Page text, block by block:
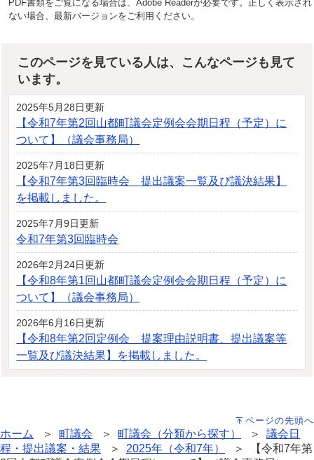
PDF書類をご覧になる場合は、Adobe Readerが必要です。正しく表示され
ない場合、最新バージョンをご利用ください。
このページを見ている人は、こんなページも見て
います。
2025年5月28日更新
【令和7年第2回山都町議会定例会会期日程（予定）に
ついて】（議会事務局）
2025年7月18日更新
【令和7年第3回臨時会 提出議案一覧及び議決結果】
を掲載しました。
2025年7月9日更新
令和7年第3回臨時会
2026年2月24日更新
【令和8年第1回山都町議会定例会会期日程（予定）に
ついて】（議会事務局）
2026年6月16日更新
【令和8年第2回定例会 提案理由説明書、提出議案等
一覧及び議決結果】を掲載しました。
ページの先頭へ
ホーム ＞ 町議会 ＞ 町議会（分類から探す） ＞ 議会日
程・提出議案・結果 ＞ 2025年（令和7年）
＞ 【令和7年第